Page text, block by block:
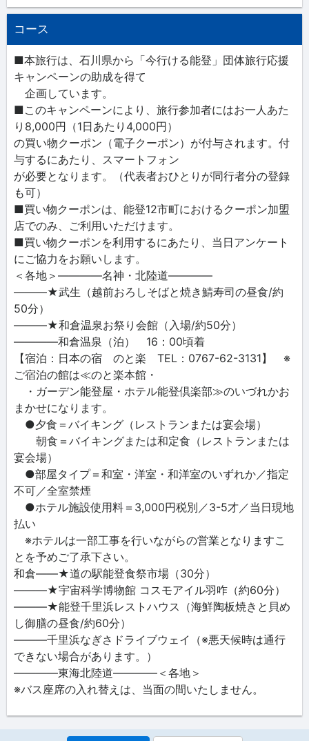
コース
■本旅行は、石川県から「今行ける能登」団体旅行応援
キャンペーンの助成を得て
企画しています。
■このキャンペーンにより、旅行参加者にはお一人あた
り8,000円（1日あたり4,000円）
の買い物クーポン（電子クーポン）が付与されます。付
与するにあたり、スマートフォン
が必要となります。（代表者おひとりが同行者分の登録
も可）
■買い物クーポンは、能登12市町におけるクーポン加盟
店でのみ、ご利用いただけます。
■買い物クーポンを利用するにあたり、当日アンケート
にご協力をお願いします。
＜各地＞――――名神・北陸道――――
―――★武生（越前おろしそばと焼き鯖寿司の昼食/約
50分）
―――★和倉温泉お祭り会館（入場/約50分）
――――和倉温泉（泊） 16：00頃着
【宿泊：日本の宿 のと楽 TEL：0767-62-3131】 ※
ご宿泊の館は≪のと楽本館・
・ガーデン能登屋・ホテル能登倶楽部≫のいづれかお
まかせになります。
●夕食＝バイキング（レストランまたは宴会場）
朝食＝バイキングまたは和定食（レストランまたは
宴会場）
●部屋タイプ＝和室・洋室・和洋室のいずれか／指定
不可／全室禁煙
●ホテル施設使用料＝3,000円税別／3-5才／当日現地
払い
※ホテルは一部工事を行いながらの営業となりますこ
とを予めご了承下さい。
和倉――★道の駅能登食祭市場（30分）
―――★宇宙科学博物館 コスモアイル羽咋（約60分）
―――★能登千里浜レストハウス（海鮮陶板焼きと貝め
し御膳の昼食/約60分）
―――千里浜なぎさドライブウェイ（※悪天候時は通行
できない場合があります。）
――――東海北陸道――――＜各地＞
※バス座席の入れ替えは、当面の間いたしません。